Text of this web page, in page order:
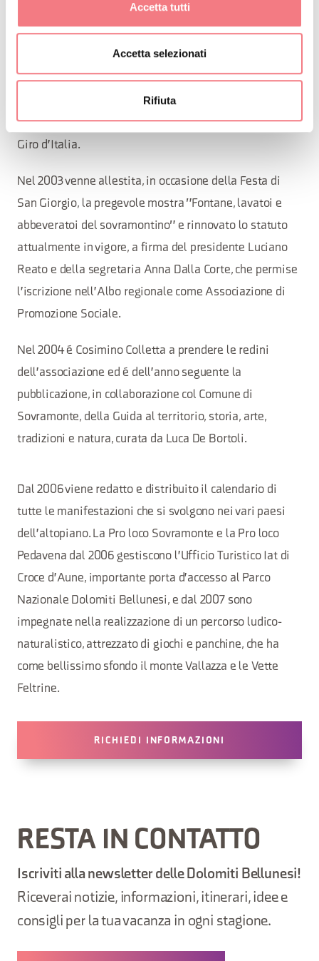
Accetta tutti
Accetta selezionati
Rifiuta
L'anno che introdusse il nuovo millennio fu anch'esso
particolarmente ricco di iniziative, in primis la mostra
degli antichi paramenti sacri delle chiese sovramontine
in occasione della festa di San Giorgio, la realizzazione
del percorso reigioso-naturalistico "Itinerario Giubilare
2000" e le iniziative concomitanti al passaggio dell'83°
Giro d'Italia.
Nel 2003 venne allestita, in occasione della Festa di
San Giorgio, la pregevole mostra "Fontane, lavatoi e
abbeveratoi del sovramontino" e rinnovato lo statuto
attualmente in vigore, a firma del presidente Luciano
Reato e della segretaria Anna Dalla Corte, che permise
l'iscrizione nell'Albo regionale come Associazione di
Promozione Sociale.
Nel 2004 é Cosimino Colletta a prendere le redini
dell'associazione ed é dell'anno seguente la
pubblicazione, in collaborazione col Comune di
Sovramonte, della Guida al territorio, storia, arte,
tradizioni e natura, curata da Luca De Bortoli.
Dal 2006 viene redatto e distribuito il calendario di
tutte le manifestazioni che si svolgono nei vari paesi
dell'altopiano. La Pro loco Sovramonte e la Pro loco
Pedavena dal 2006 gestiscono l'Ufficio Turistico Iat di
Croce d'Aune, importante porta d'accesso al Parco
Nazionale Dolomiti Bellunesi, e dal 2007 sono
impegnate nella realizzazione di un percorso ludico-
naturalistico, attrezzato di giochi e panchine, che ha
come bellissimo sfondo il monte Vallazza e le Vette
Feltrine.
RICHIEDI INFORMAZIONI
RESTA IN CONTATTO
Iscriviti alla newsletter delle Dolomiti Bellunesi!
Riceverai notizie, informazioni, itinerari, idee e
consigli per la tua vacanza in ogni stagione.